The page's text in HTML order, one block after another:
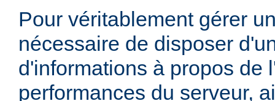
Pour véritablement gérer
nécessaire de disposer
d'informations à propos de
performances du serveur,